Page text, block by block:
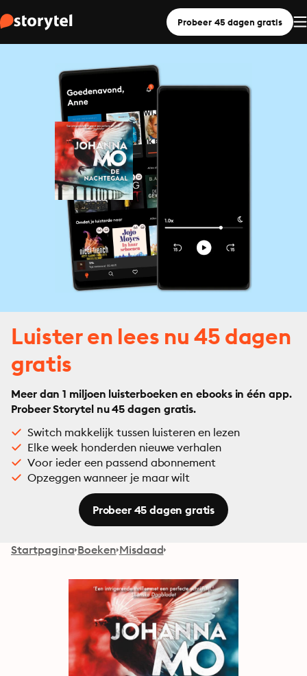
Probeer 45 dagen gratis
Luister en lees nu 45 dagen
gratis
Meer dan 1 miljoen luisterboeken en ebooks in één app.
Probeer Storytel nu 45 dagen gratis.
Switch makkelijk tussen luisteren en lezen
Elke week honderden nieuwe verhalen
Voor ieder een passend abonnement
Opzeggen wanneer je maar wilt
Probeer 45 dagen gratis
Startpagina Boeken Misdaad